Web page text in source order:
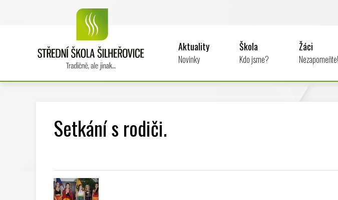
Aktuality
Novinky
Škola
Kdo jsme?
Žáci
Nezapomeňte!
Setkání s rodiči.